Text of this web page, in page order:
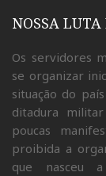
NOSSA
Os servidores
se organizar
situação do
ditadura
poucas
proibida a
que nasceu a